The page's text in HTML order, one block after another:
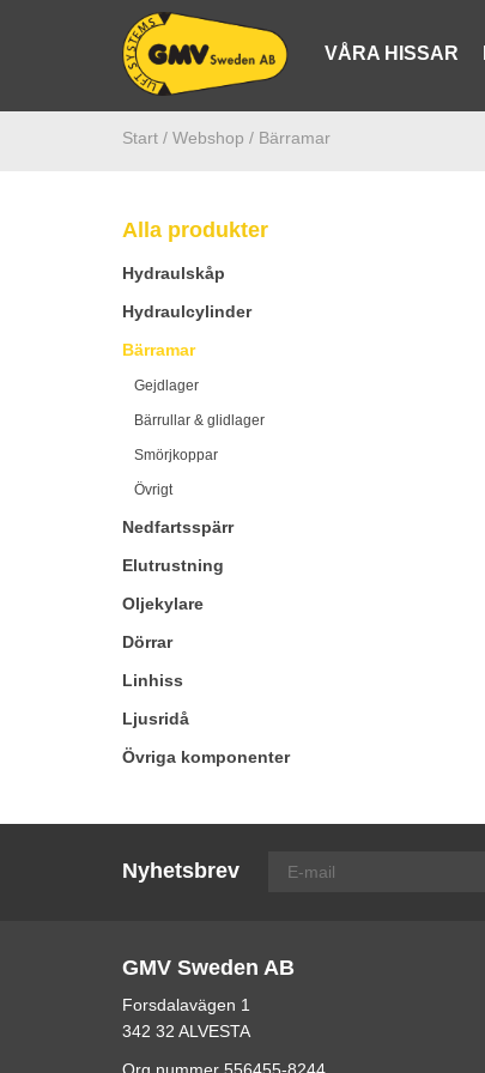
VÅRA HISSAR
Start / Webshop / Bärramar
Alla produkter
Hydraulskåp
Hydraulcylinder
Bärramar
Gejdlager
Bärrullar & glidlager
Smörjkoppar
Övrigt
Nedfartsspärr
Elutrustning
Oljekylare
Dörrar
Linhiss
Ljusridå
Övriga komponenter
Nyhetsbrev
GMV Sweden AB
Forsdalavägen 1
342 32 ALVESTA